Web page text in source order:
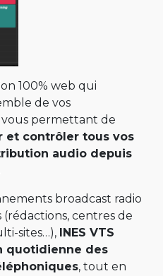
100% web qui
de vos
permettant de
et contrôler tous vos
audio depuis
broadcast radio
centres de
sites…), INES VTS
quotidienne des
, tout en